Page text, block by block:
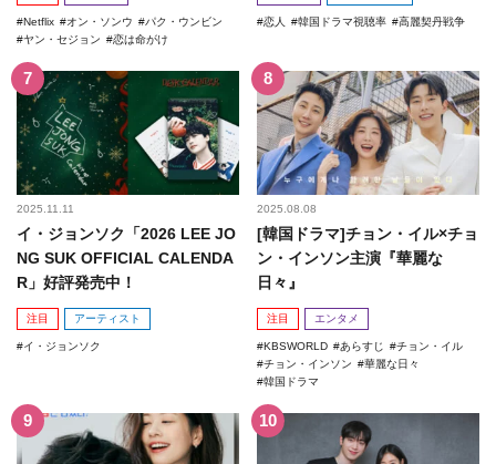
Netflix オン・ソンウ
パク・ウンビン
ヤン・セジョン
恋は命がけ
恋人 韓国ドラマ視聴率 高麗契丹戦争
2025.11.11
イ・ジョンソク「2026 LEE JO
NG SUK OFFICIAL CALENDA
R」好評発売中！
注目 アーティスト
イ・ジョンソク
2025.08.08
[韓国ドラマ]チョン・イル×チョ
ン・インソン主演『華麗な
日々』
注目 エンタメ
KBSWORLD あらすじ
チョン・イル
チョン・インソン
華麗な日々
韓国ドラマ